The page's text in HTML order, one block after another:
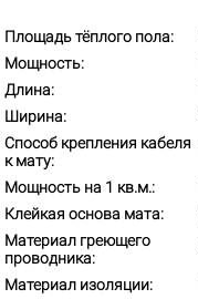
Площадь тёплого пола:
Мощность:
Длина:
Ширина:
Способ крепления кабеля
к мату:
Мощность на 1 кв.м.:
Клейкая основа мата:
Материал греющего
проводника:
Материал изоляции: